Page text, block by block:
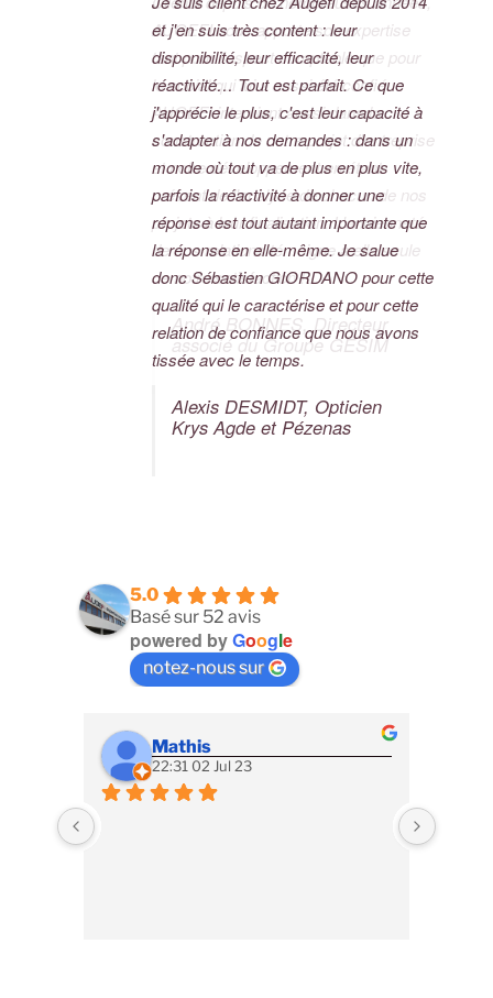
et j'en suis très content : leur
disponibilité, leur efficacité, leur
réactivité… Tout est parfait. Ce que
j'apprécie le plus, c'est leur capacité à
s'adapter à nos demandes : dans un
monde où tout va de plus en plus vite,
parfois la réactivité à donner une
réponse est tout autant importante que
la réponse en elle-même. Je salue
donc Sébastien GIORDANO pour cette
qualité qui le caractérise et pour cette
relation de confiance que nous avons
tissée avec le temps.
Alexis DESMIDT, Opticien
Krys Agde et Pézenas
AUGEFI nous apporte son expertise
tant pour l'aspect comptable que pour
le social qui lui a aussi été confié.
AUGEFI intervient aussi dans la
construction de notre projet d'entreprise
et notre développement en étant
présent de l'analyse de chacun de nos
projets à leur finalisation. L'ancienneté
de nos relations témoigne à elle seule
de notre satisfaction !
André BONNES, Directeur
associé du Groupe GESIM
5.0
Basé sur 52 avis
powered byGoogle
notez-nous sur
Mathis
22:31 02 Jul 23